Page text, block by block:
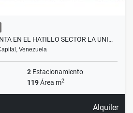
EN EL HATILLO SECTOR LA UNI…
Venezuela
2 Estacionamiento
119Área m2
Alquiler